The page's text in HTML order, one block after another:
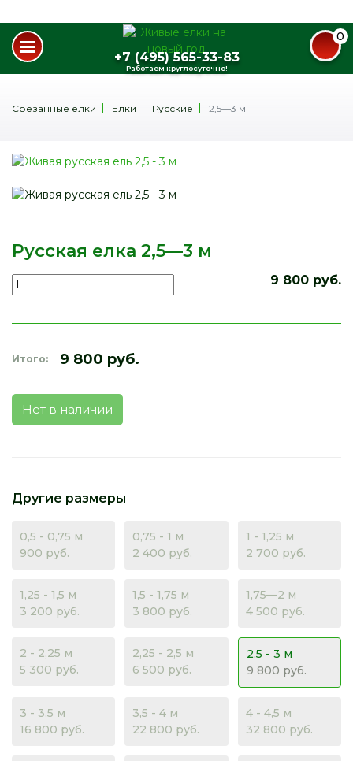
+7 (495) 565-33-83
Работаем круглосуточно!
0
Срезанные елки Елки Русские 2,5—3 м
Русская елка 2,5—3 м
9 800 руб.
Итого: 9 800 руб.
Нет в наличии
Другие размеры
0,5 - 0,75 м
900 руб.
0,75 - 1 м
2 400 руб.
1 - 1,25 м
2 700 руб.
1,25 - 1,5 м
3 200 руб.
1,5 - 1,75 м
3 800 руб.
1,75—2 м
4 500 руб.
2 - 2,25 м
5 300 руб.
2,25 - 2,5 м
6 500 руб.
2,5 - 3 м
9 800 руб.
3 - 3,5 м
16 800 руб.
3,5 - 4 м
22 800 руб.
4 - 4,5 м
32 800 руб.